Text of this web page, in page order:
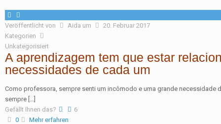
Veröffentlicht von Aida um
20. Februar 2017
Kategorien
Unkategorisiert
A aprendizagem tem que estar
necessidades de cada um
Como professora, sempre senti um incômodo e uma grande necessidade
sempre[…]
Gefällt Ihnen das?
6
0
Mehr erfahren